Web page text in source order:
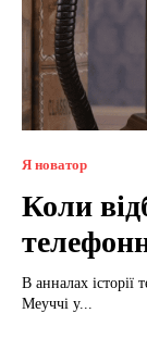
Я новатор
Коли
В анналах історії
Меуччі у...